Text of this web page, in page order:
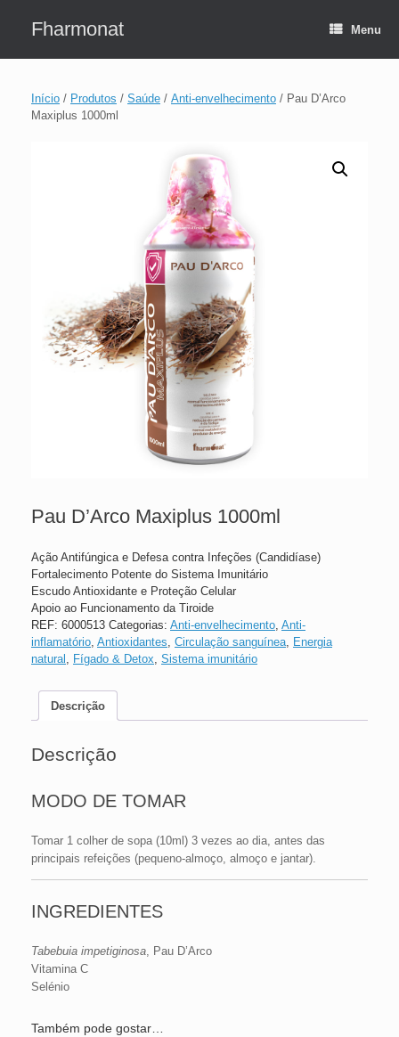
Fharmonat Menu
Início / Produtos / Saúde / Anti-envelhecimento / Pau D’Arco
Maxiplus 1000ml
Pau D’Arco Maxiplus 1000ml
Ação Antifúngica e Defesa contra Infeções (Candidíase)
Fortalecimento Potente do Sistema Imunitário
Escudo Antioxidante e Proteção Celular
Apoio ao Funcionamento da Tiroide
REF: 6000513 Categorias: Anti-envelhecimento, Anti-
inflamatório, Antioxidantes, Circulação sanguínea, Energia
natural , Fígado & Detox, Sistema imunitário
Descrição
Descrição
MODO DE TOMAR
Tomar 1 colher de sopa (10ml) 3 vezes ao dia, antes das
principais refeições (pequeno-almoço, almoço e jantar).
INGREDIENTES
Tabebuia impetiginosa, Pau D’Arco
Vitamina C
Selénio
Também pode gostar…